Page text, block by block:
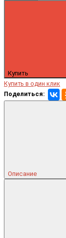
Купить
Купить в один клик
Поделиться:
Описание